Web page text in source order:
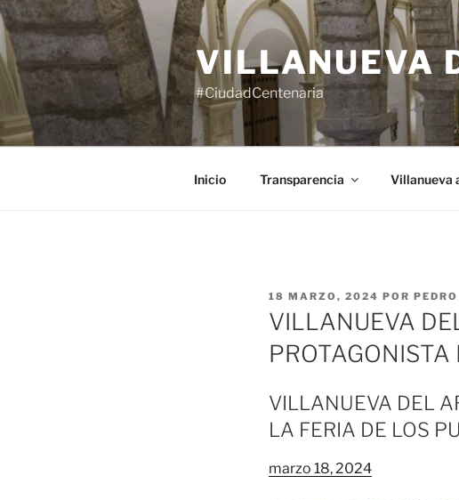
Saltar
al
contenido
VILLANUEVA
#CiudadCentenaria
Inicio Transparencia Villanueva
PUBLICADO
EL
18 MARZO, 2024 POR
VILLANUEVA
VILLANUEVA DEL
LA FERIA DE LOS
marzo 18, 2024